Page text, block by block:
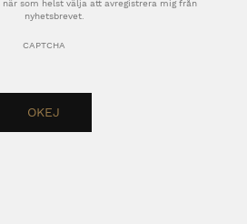
när som helst välja att avregistrera mig från
nyhetsbrevet.
CAPTCHA